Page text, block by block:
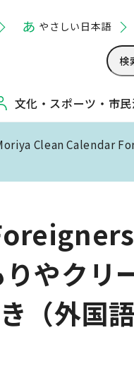
やさしい日本語
文化・ スポーツ・ 市
Clean Calendar
やクリ
（外国語